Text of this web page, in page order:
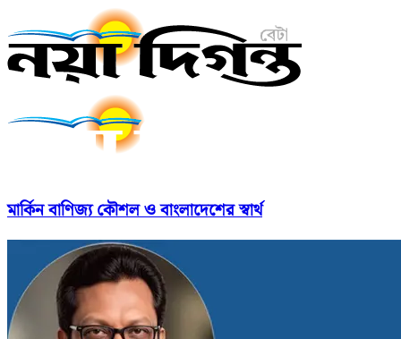
মার্কিন বাণিজ্য কৌশল ও বাংলাদেশের স্বার্থ